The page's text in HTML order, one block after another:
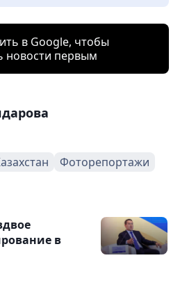
в Google, чтобы
новости первым
Фоторепортажи
в